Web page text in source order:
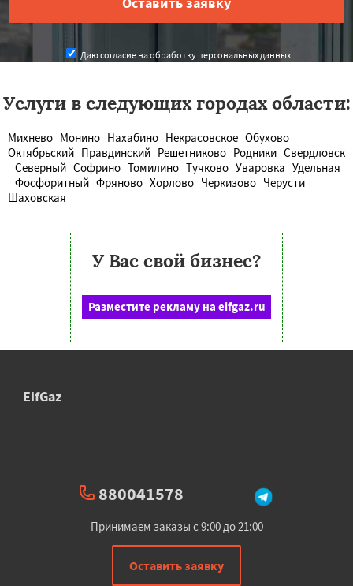
Даю согласие на обработку персональных данных
Услуги в следующих городах области:
Михнево Монино Нахабино Некрасовское Обухово
Октябрьский Правдинский Решетниково Родники Свердловск
Северный Софрино Томилино Тучково Уваровка Удельная
Фосфоритный Фряново Хорлово Черкизово Черусти
Шаховская
У Вас свой бизнес?
Разместите рекламу на eifgaz.ru
EifGaz
880041578
Принимаем заказы с 9:00 до 21:00
Оставить заявку